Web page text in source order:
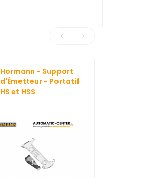
Hormann - Support
d'Émetteur - Portatif
HS et HSS